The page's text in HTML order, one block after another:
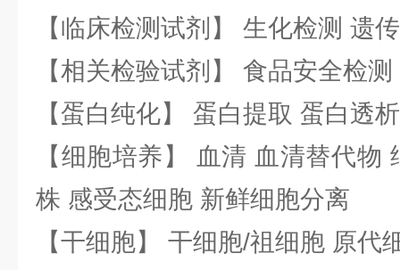
【临床检测试剂】 生化检测 遗
【相关检验试剂】 食品安全检
【蛋白纯化】 蛋白提取 蛋白透
【细胞培养】 血清 血清替代物
株 感受态细胞 新鲜细胞分离
【干细胞】 干细胞/祖细胞 原代